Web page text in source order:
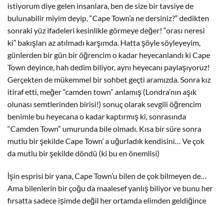
istiyorum diye gelen insanlara, ben de size bir tavsiye de
bulunabilir miyim deyip, “Cape Town’a ne dersiniz?” dedikten
sonraki yüz ifadeleri kesinlikle görmeye değer! “orası neresi
ki” bakışları az atılmadı karşımda. Hatta şöyle söyleyeyim,
günlerden bir gün bir öğrencim o kadar heyecanlandı ki Cape
Town deyince, hah dedim biliyor, aynı heyecanı paylaşıyoruz!
Gerçekten de mükemmel bir sohbet geçti aramızda. Sonra kız
itiraf etti, meğer “camden town” anlamış (Londra’nın aşık
olunası semtlerinden birisi!) sonuç olarak sevgili öğrencim
benimle bu heyecana o kadar kaptırmış ki, sonrasında
“Camden Town” umurunda bile olmadı. Kısa bir süre sonra
mutlu bir şekilde Cape Town’ a uğurladık kendisini… Ve çok
da mutlu bir şekilde döndü (ki bu en önemlisi)
İşin esprisi bir yana, Cape Town’u bilen de çok bilmeyen de…
Ama bilenlerin bir çoğu da maalesef yanlış biliyor ve bunu her
fırsatta sadece işimde değil her ortamda elimden geldiğince